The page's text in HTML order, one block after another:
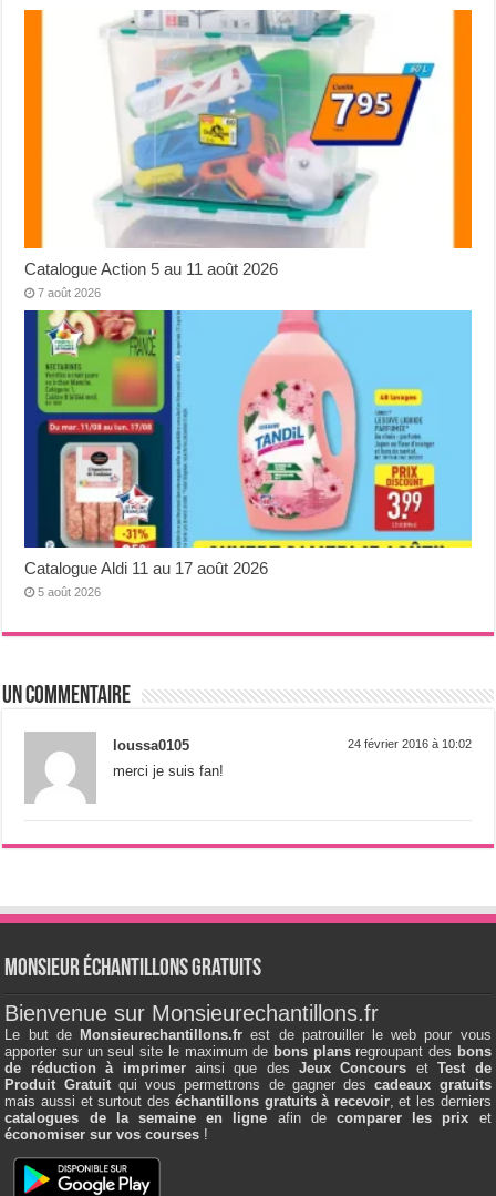
Catalogue Action 5 au 11 août 2026
7 août 2026
Catalogue Aldi 11 au 17 août 2026
5 août 2026
Un commentaire
loussa0105 24 février 2016 à 10:02
merci je suis fan!
Monsieur échantillons Gratuits
Bienvenue sur Monsieurechantillons.fr
Le but de Monsieurechantillons.fr est de patrouiller le web pour vous
apporter sur un seul site le maximum de bons plansregroupant des bons
de réduction à imprimerainsi que desJeux Concours etTest de
Produit Gratuitqui vous permettrons de gagner descadeaux gratuits
mais aussi et surtout deséchantillons gratuits à recevoir, et les derniers
catalogues de la semaine en ligne afin de comparer les prix et
économiser sur vos courses !